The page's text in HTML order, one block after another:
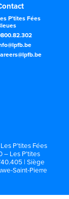
P’tites Fées
P’tites Fées
– Les P’tites
| Siège
Saint-Pierre